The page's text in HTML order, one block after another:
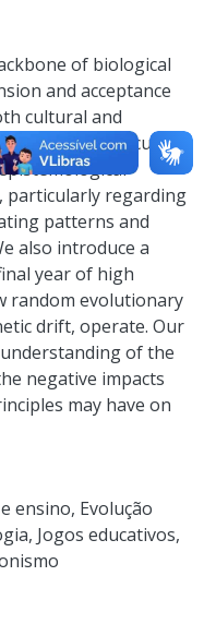
of biological
and acceptance
cultural and
we briefly discuss
particularly regarding
patterns and
also introduce a
year of high
random evolutionary
drift, operate. Our
of the
negative impacts
may have on
ensino, Evolução
, Jogos educativos,